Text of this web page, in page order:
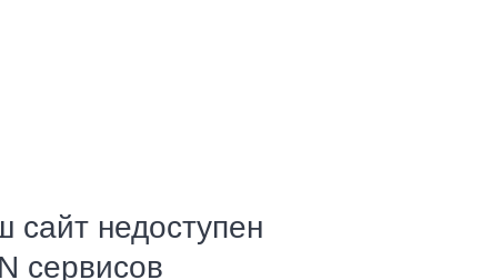
недоступен
сервисов